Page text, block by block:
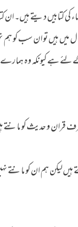
کی کتابیں دیتے ہیں۔
میں ہیں تو ان سب
کیونکہ وہ ہمارے
قران و حدیث کو
لیکن ہم ان کو مانتے